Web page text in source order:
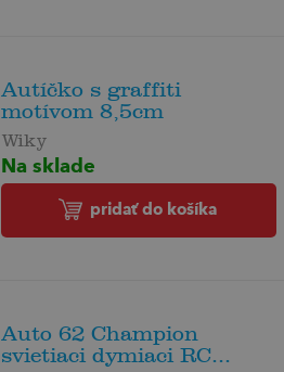
Autíčko s graffiti
motívom 8,5cm
Wiky
Na sklade
pridať do košíka
Auto 62 Champion
svietiaci dymiaci RC...